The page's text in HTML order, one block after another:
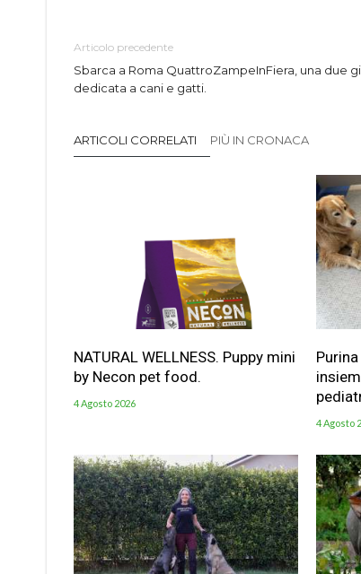
Articolo precedente
Sbarca a Roma QuattroZampeInFiera, una due
dedicata a cani e gatti.
ARTICOLI CORRELATI PIÙ IN CRONACA
NATURAL WELLNESS. Puppy mini
by Necon pet food.
4 Agosto 2026
4 Agosto